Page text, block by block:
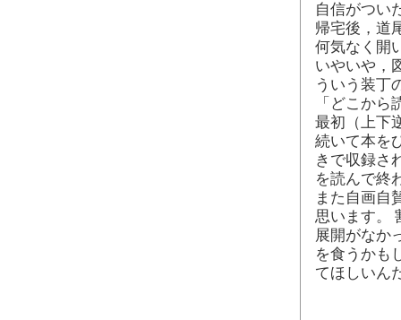
自信がつい
帰宅後，道
何気なく開
いやいや，
ういう装丁
「どこか
最初（上下
続いて本を
きで収録さ
を読んで終
また自画自
思います。
展開がなか
を食うかも
てほしいん